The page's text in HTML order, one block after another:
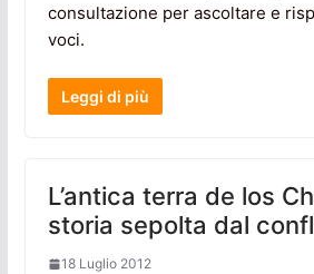
consultazione per ascoltare e
voci.
Leggi di più
L’antica terra de los
storia sepolta dal
18 Luglio 2012